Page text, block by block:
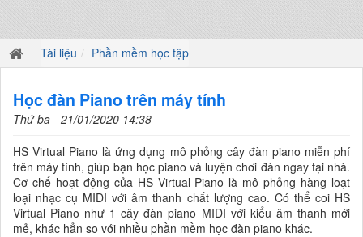
Tài liệu Phần mềm học tập
Học đàn Piano trên máy tính
Thứ ba - 21/01/2020 14:38
HS Virtual Piano là ứng dụng mô phỏng cây đàn piano miễn phí
trên máy tính, giúp bạn học piano và luyện chơi đàn ngay tại nhà.
Cơ chế hoạt động của HS Virtual Piano là mô phỏng hàng loạt
loại nhạc cụ MIDI với âm thanh chất lượng cao. Có thể coi HS
Virtual Piano như 1 cây đàn piano MIDI với kiểu âm thanh mới
mẻ, khác hẳn so với nhiều phần mềm học đàn piano khác.